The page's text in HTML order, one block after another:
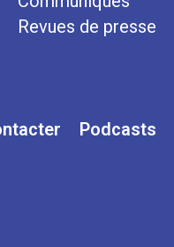
Revues de presse
Podcasts